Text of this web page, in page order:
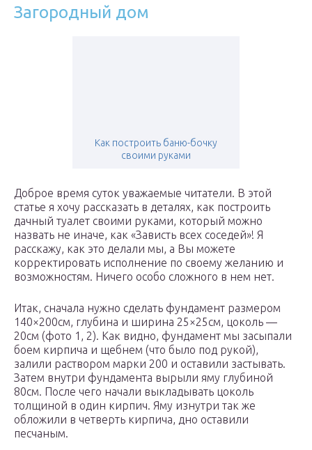
Загородный дом
Как построить баню-бочку
своими руками
Доброе время суток уважаемые читатели. В этой
статье я хочу рассказать в деталях, как построить
дачный туалет своими руками, который можно
назвать не иначе, как «Зависть всех соседей»! Я
расскажу, как это делали мы, а Вы можете
корректировать исполнение по своему желанию и
возможностям. Ничего особо сложного в нем нет.
Итак, сначала нужно сделать фундамент размером
140×200см, глубина и ширина 25×25см, цоколь —
20см (фото 1, 2). Как видно, фундамент мы засыпали
боем кирпича и щебнем (что было под рукой),
залили раствором марки 200 и оставили застывать.
Затем внутри фундамента вырыли яму глубиной
80см. После чего начали выкладывать цоколь
толщиной в один кирпич. Яму изнутри так же
обложили в четверть кирпича, дно оставили
песчаным.